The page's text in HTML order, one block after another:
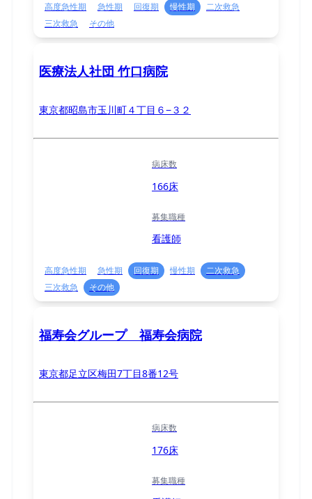
高度急性期 急性期 回復期 慢性期
二次救急
三次救急
その他
医療法人社団 竹口病院
東京都昭島市玉川町４丁目６−３２
病床数
166床
募集職種
看護師
高度急性期 急性期 回復期 慢性期
二次救急
三次救急
その他
福寿会グループ 福寿会病院
東京都足立区梅田7丁目8番12号
病床数
176床
募集職種